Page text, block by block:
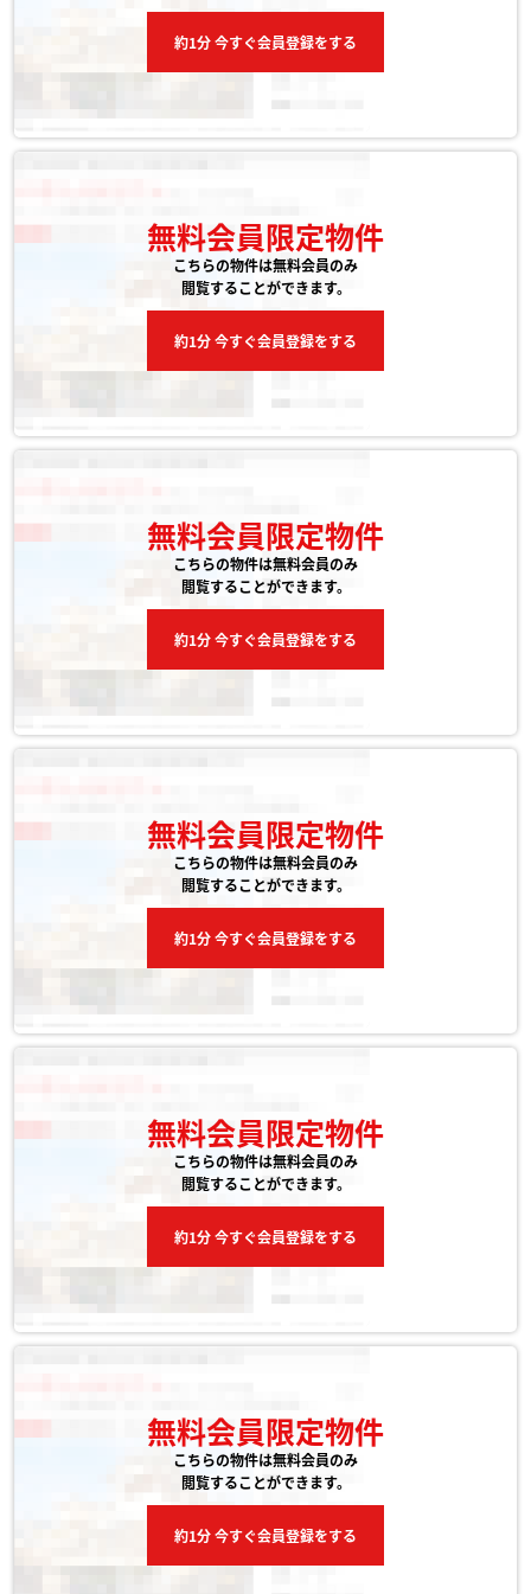
約1分 今すぐ会員登録をする
無料会員限定物件
こちらの物件は無料会員のみ
閲覧することができます。
約1分 今すぐ会員登録をする
無料会員限定物件
こちらの物件は無料会員のみ
閲覧することができます。
約1分 今すぐ会員登録をする
無料会員限定物件
こちらの物件は無料会員のみ
閲覧することができます。
約1分 今すぐ会員登録をする
無料会員限定物件
こちらの物件は無料会員のみ
閲覧することができます。
約1分 今すぐ会員登録をする
無料会員限定物件
こちらの物件は無料会員のみ
閲覧することができます。
約1分 今すぐ会員登録をする